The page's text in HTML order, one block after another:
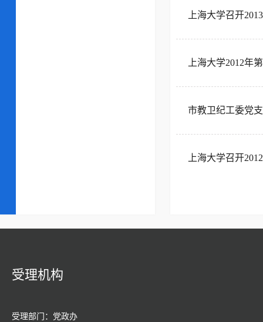
上海大学召开
上海大学2012年
市教卫纪工委党
上海大学召开
受理机构
受理部门：党政办